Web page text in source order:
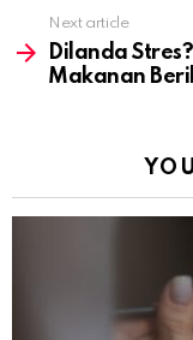
Next article
Dilanda
Makanan